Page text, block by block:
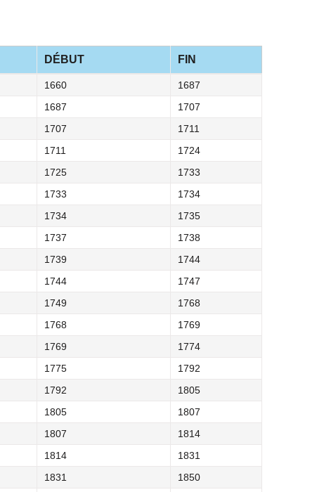
DÉBUT FIN
1660
1687
1687
1707
1707
1711
1711
1724
1725
1733
1733
1734
1734
1735
1737
1738
1739
1744
1744
1747
1749
1768
1768
1769
1769
1774
1775
1792
1792
1805
1805
1807
1807
1814
1814
1831
1831
1850